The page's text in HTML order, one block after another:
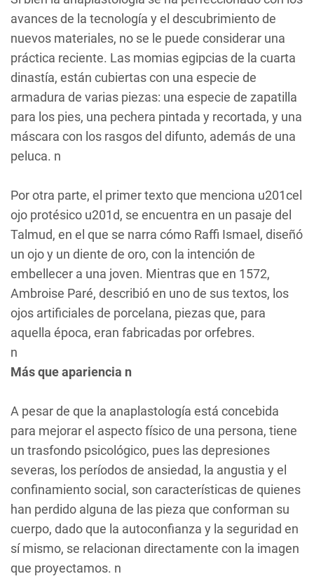
avances de la tecnología y el descubrimiento de
nuevos materiales, no se le puede considerar una
práctica reciente. Las momias egipcias de la cuarta
dinastía, están cubiertas con una especie de
armadura de varias piezas: una especie de zapatilla
para los pies, una pechera pintada y recortada, y una
máscara con los rasgos del difunto, además de una
peluca. n
Por otra parte, el primer texto que menciona u201cel
ojo protésico u201d, se encuentra en un pasaje del
Talmud, en el que se narra cómo Raffi Ismael, diseñó
un ojo y un diente de oro, con la intención de
embellecer a una joven. Mientras que en 1572,
Ambroise Paré, describió en uno de sus textos, los
ojos artificiales de porcelana, piezas que, para
aquella época, eran fabricadas por orfebres.
n
Más que apariencia n
A pesar de que la anaplastología está concebida
para mejorar el aspecto físico de una persona, tiene
un trasfondo psicológico, pues las depresiones
severas, los períodos de ansiedad, la angustia y el
confinamiento social, son características de quienes
han perdido alguna de las pieza que conforman su
cuerpo, dado que la autoconfianza y la seguridad en
sí mismo, se relacionan directamente con la imagen
que proyectamos. n